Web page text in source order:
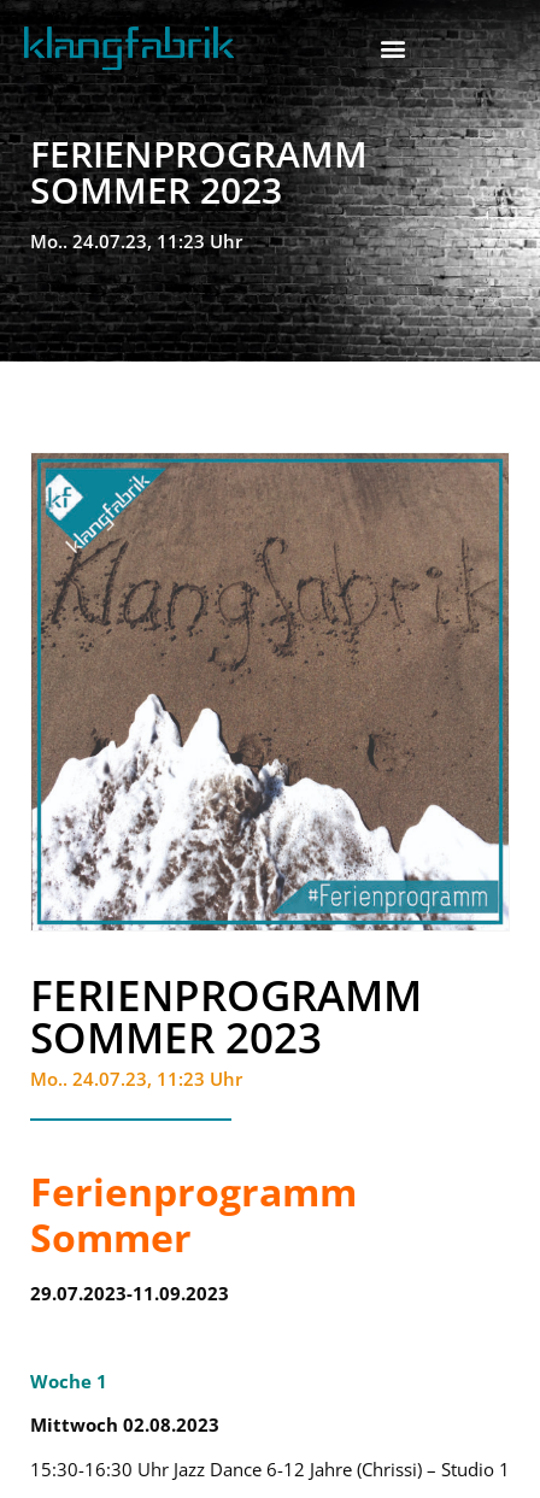
FERIENPROGRAMM
SOMMER 2023
Mo.. 24.07.23, 11:23 Uhr
FERIENPROGRAMM
SOMMER 2023
Mo.. 24.07.23, 11:23 Uhr
Ferienprogramm
Sommer
29.07.2023-11.09.2023
Woche 1
Mittwoch 02.08.2023
15:30-16:30 Uhr Jazz Dance 6-12 Jahre (Chrissi) – Studio 1